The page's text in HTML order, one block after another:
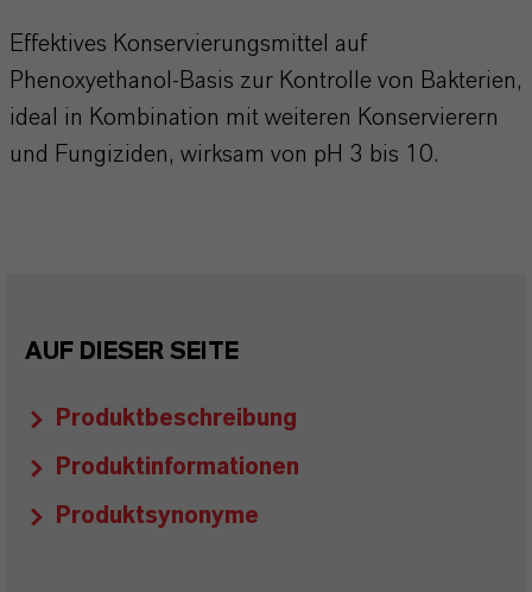
Effektives Konservierungsmittel auf
Phenoxyethanol-Basis zur Kontrolle von Bakterien,
ideal in Kombination mit weiteren Konservierern
und Fungiziden, wirksam von pH 3 bis 10.​​​​​​​​
AUF DIESER SEITE
Produktbeschreibung
Produktinformationen
Produktsynonyme